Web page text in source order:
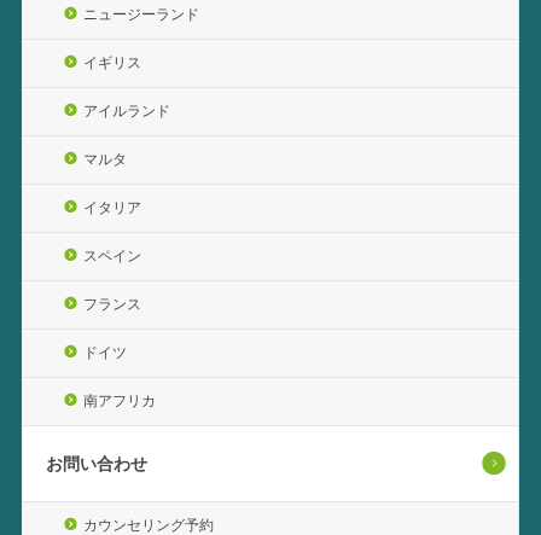
ニュージーランド
イギリス
アイルランド
マルタ
イタリア
スペイン
フランス
ドイツ
南アフリカ
お問い合わせ
カウンセリング予約